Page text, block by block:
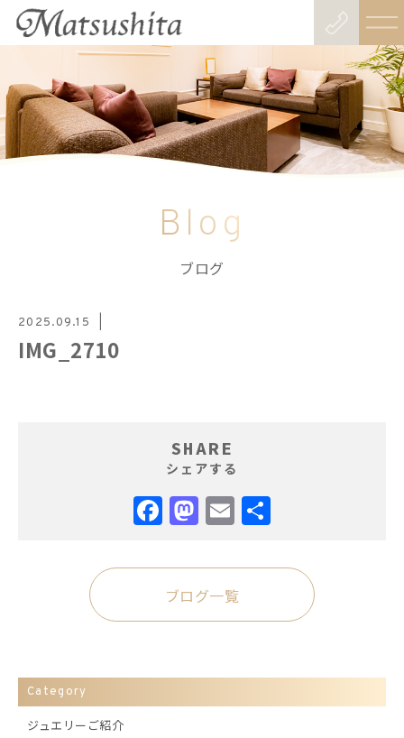
Blog
ブログ
2025.09.15
IMG_2710
SHARE
シェアする
Facebook
Mastodon
Email
ブログ一覧
Category
ジュエリーご紹介